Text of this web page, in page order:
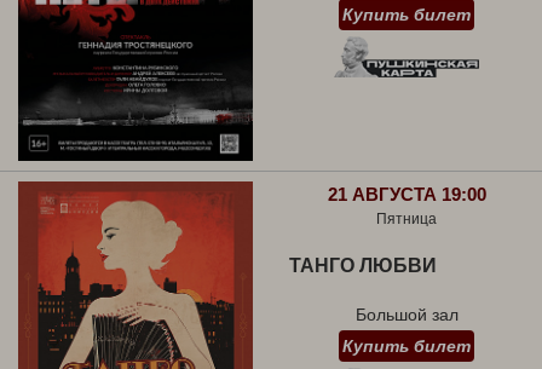
Купить билет
21 АВГУСТА 19:00
Пятница
ТАНГО ЛЮБВИ
Большой зал
Купить билет